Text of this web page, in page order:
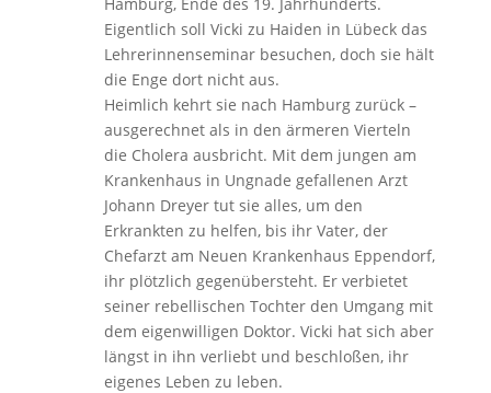
Eigentlich soll Vicki zu Haiden in Lübeck das
Lehrerinnenseminar besuchen, doch sie hält
die Enge dort nicht aus.
Heimlich kehrt sie nach Hamburg zurück –
ausgerechnet als in den ärmeren Vierteln
die Cholera ausbricht. Mit dem jungen am
Krankenhaus in Ungnade gefallenen Arzt
Johann Dreyer tut sie alles, um den
Erkrankten zu helfen, bis ihr Vater, der
Chefarzt am Neuen Krankenhaus Eppendorf,
ihr plötzlich gegenübersteht. Er verbietet
seiner rebellischen Tochter den Umgang mit
dem eigenwilligen Doktor. Vicki hat sich aber
längst in ihn verliebt und beschloßen, ihr
eigenes Leben zu leben.